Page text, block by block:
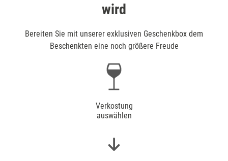
wird
Bereiten Sie mit unserer exklusiven Geschenkbox dem
Beschenkten eine noch größere Freude
Verkostung
auswählen